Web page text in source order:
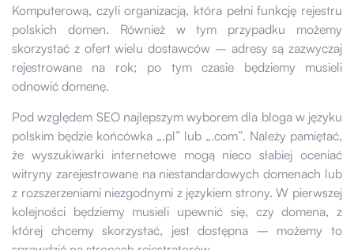
Komputerową, czyli organizacją, która pełni funkcję rejestru
polskich domen. Również w tym przypadku możemy
skorzystać z ofert wielu dostawców – adresy są zazwyczaj
rejestrowane na rok; po tym czasie będziemy musieli
odnowić domenę.
Pod względem SEO najlepszym wyborem dla bloga w języku
polskim będzie końcówka „.pl” lub „.com”. Należy pamiętać,
że wyszukiwarki internetowe mogą nieco słabiej oceniać
witryny zarejestrowane na niestandardowych domenach lub
z rozszerzeniami niezgodnymi z językiem strony. W pierwszej
kolejności będziemy musieli upewnić się, czy domena, z
której chcemy skorzystać, jest dostępna – możemy to